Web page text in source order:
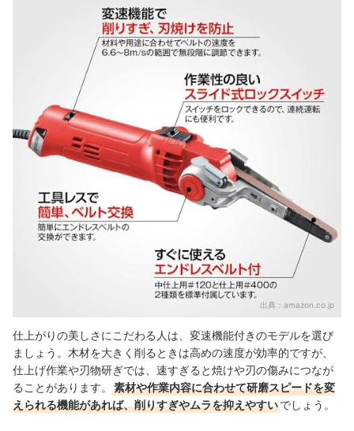
出典： amazon.co.jp
仕上がりの美しさにこだわる人は、変速機能付きのモデルを選び
ましょう。木材を大きく削るときは高めの速度が効率的ですが、
仕上げ作業や刃物研ぎでは、速すぎると焼けや刃の傷みにつなが
ることがあります。
素材や作業内容に合わせて研磨スピードを変
えられる機能があれば、削りすぎやムラを抑えやすいでしょう。